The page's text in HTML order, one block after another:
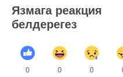
Язмага реакция
белдерегез
0 0 0